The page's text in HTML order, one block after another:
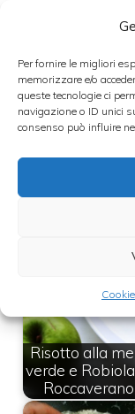
Per fornire le migliori
memorizzare e/o
queste tecnologie ci
navigazione o ID unici
consenso può influire
con un paio
speck.
Leggi
Risotto alla
verde e
Roccaverano